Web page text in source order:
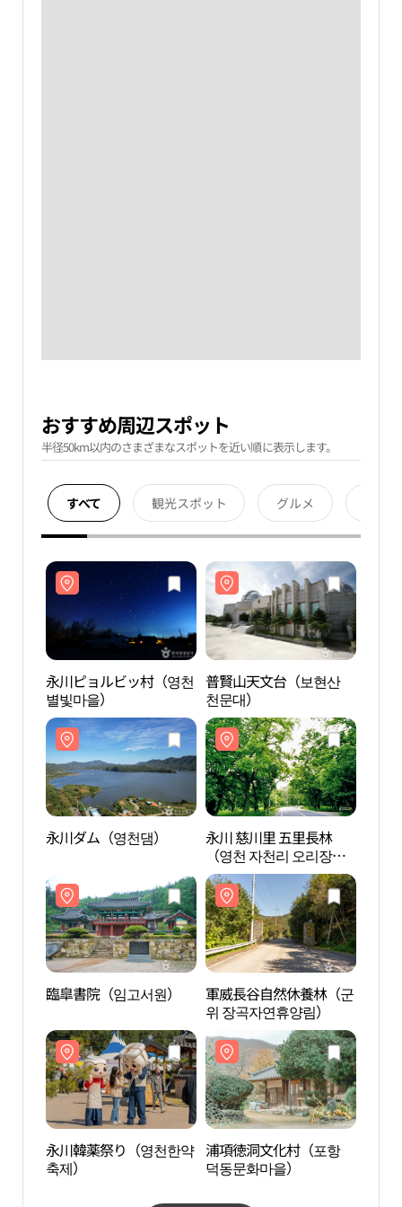
おすすめ周辺スポット
半径50km以内のさまざまなスポットを近い順に表示します。
すべて 観光スポット グルメ
永川ピョルビッ村（영천
별빛마을）
普賢山天文台（보현산
천문대）
永川ダム（영천댐）
永川 慈川里 五里長林
（영천 자천리 오리장
림）
臨皐書院（임고서원）
軍威長谷自然休養林（군
위 장곡자연휴양림）
永川韓薬祭り（영천한약
축제）
浦項徳洞文化村（포항
덕동문화마을）